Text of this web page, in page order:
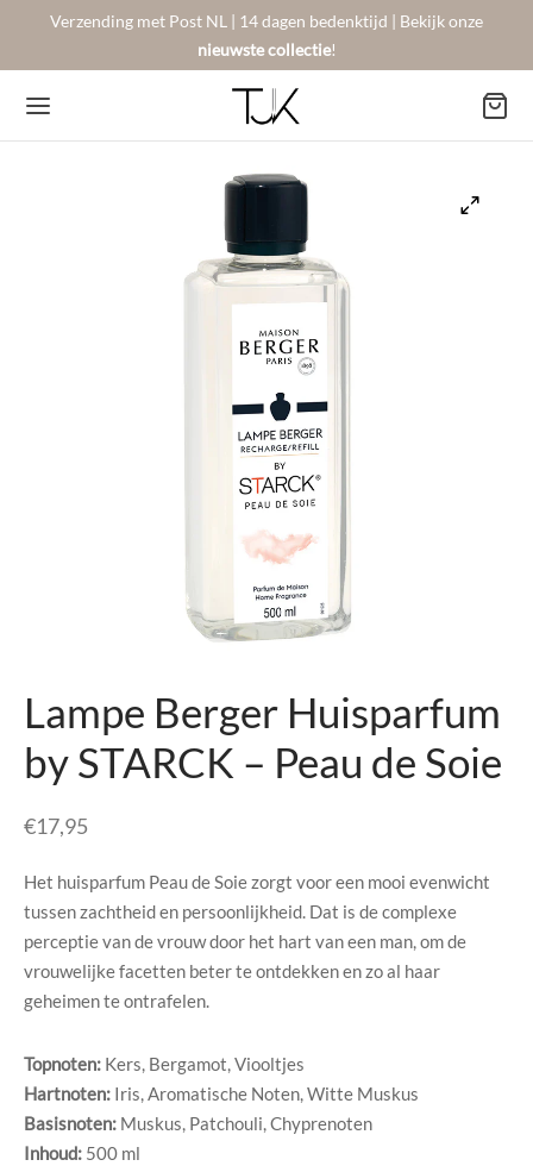
Verzending met Post NL | 14 dagen bedenktijd | Bekijk onze
nieuwste collectie!
Lampe Berger Huisparfum
by STARCK – Peau de Soie
€17,95
Het huisparfum Peau de Soie zorgt voor een mooi evenwicht
tussen zachtheid en persoonlijkheid. Dat is de complexe
perceptie van de vrouw door het hart van een man, om de
vrouwelijke facetten beter te ontdekken en zo al haar
geheimen te ontrafelen.
Topnoten: Kers, Bergamot, Viooltjes
Hartnoten: Iris, Aromatische Noten, Witte Muskus
Basisnoten: Muskus, Patchouli, Chyprenoten
Inhoud: 500 ml
Kussens
& Schalen
Chique
Collection